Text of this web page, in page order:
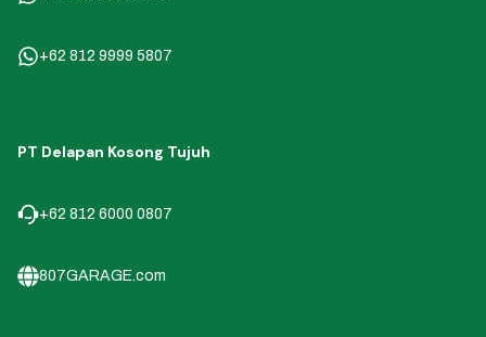
+62 812 9999 5807
PT Delapan Kosong Tujuh
+62 812 6000 0807
807GARAGE.com